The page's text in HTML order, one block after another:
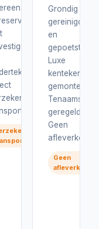
Grondig
gereinigd
en
gepoetst.
Luxe
gemonteerd.
geregeld.
Geen
Geen
afleverkosten